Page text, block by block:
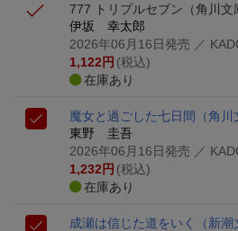
777 トリプルセブン （角川文
伊坂 幸太郎
2026年06月16日発売 ／
1,122 円 (税込)
在庫あり
魔女と過ごした七日間
（角川
東野 圭吾
2026年06月16日発売 ／
1,232 円 (税込)
在庫あり
成瀬は信じた道をいく
（新潮